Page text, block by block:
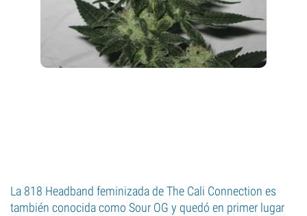
La 818 Headband feminizada de The Cali Connection es
también conocida como Sour OG y quedó en primer lugar